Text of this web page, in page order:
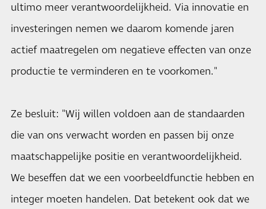
ultimo meer verantwoordelijkheid. Via innovatie en
investeringen nemen we daarom komende jaren
actief maatregelen om negatieve effecten van onze
productie te verminderen en te voorkomen."
Ze besluit: "Wij willen voldoen aan de standaarden
die van ons verwacht worden en passen bij onze
maatschappelijke positie en verantwoordelijkheid.
We beseffen dat we een voorbeeldfunctie hebben en
integer moeten handelen. Dat betekent ook dat we